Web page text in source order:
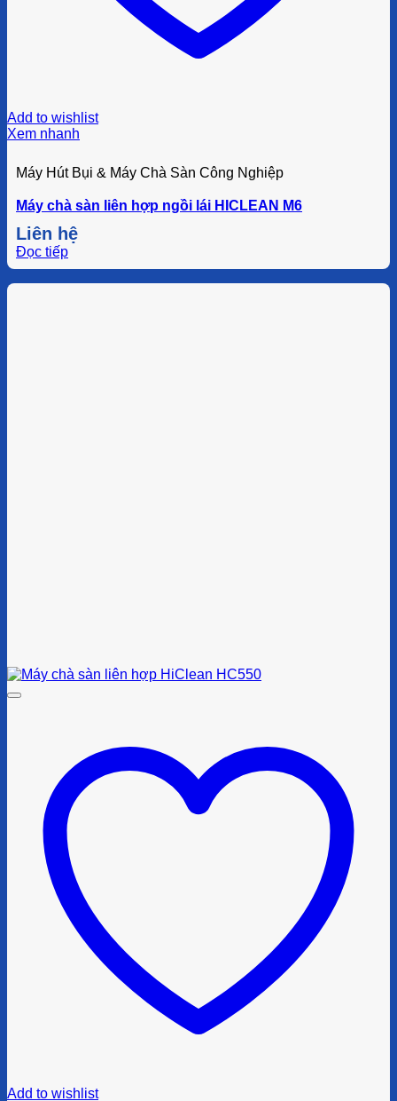
Add to wishlist
Xem nhanh
Máy Hút Bụi & Máy Chà Sàn Công Nghiệp
Máy chà sàn liên hợp ngồi lái HICLEAN M6
Liên hệ
Đọc tiếp
Add to wishlist